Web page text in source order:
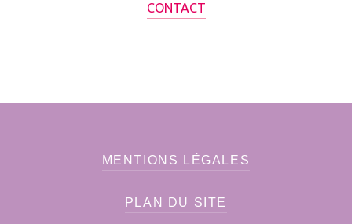
CONTACT
MENTIONS LÉGALES
PLAN DU SITE